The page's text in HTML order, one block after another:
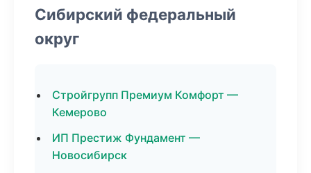
Сибирский федеральный
округ
Стройгрупп Премиум Комфорт —
Кемерово
ИП Престиж Фундамент —
Новосибирск